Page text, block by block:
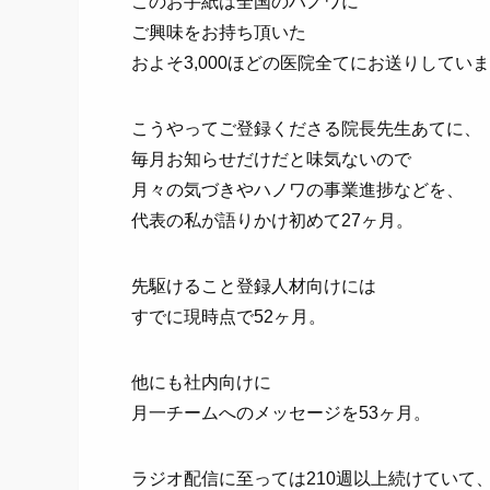
ご興味をお持ち頂いた
およそ3,000ほどの医院全てにお送りしていま
こうやってご登録くださる院長先生あてに、
毎月お知らせだけだと味気ないので
月々の気づきやハノワの事業進捗などを、
代表の私が語りかけ初めて27ヶ月。
先駆けること登録人材向けには
すでに現時点で52ヶ月。
他にも社内向けに
月一チームへのメッセージを53ヶ月。
ラジオ配信に至っては210週以上続けていて、